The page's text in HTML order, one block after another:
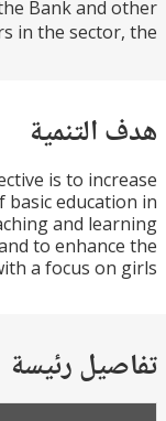
by the Bank
in the
objective is to
of basic
teaching and
and to
with a focus
رئيسة